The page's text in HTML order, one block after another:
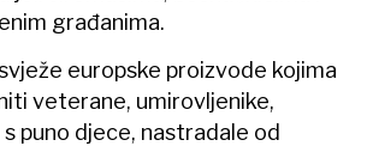
građanima.
europske proizvode kojima
veterane, umirovljenike,
puno djece, nastradale od